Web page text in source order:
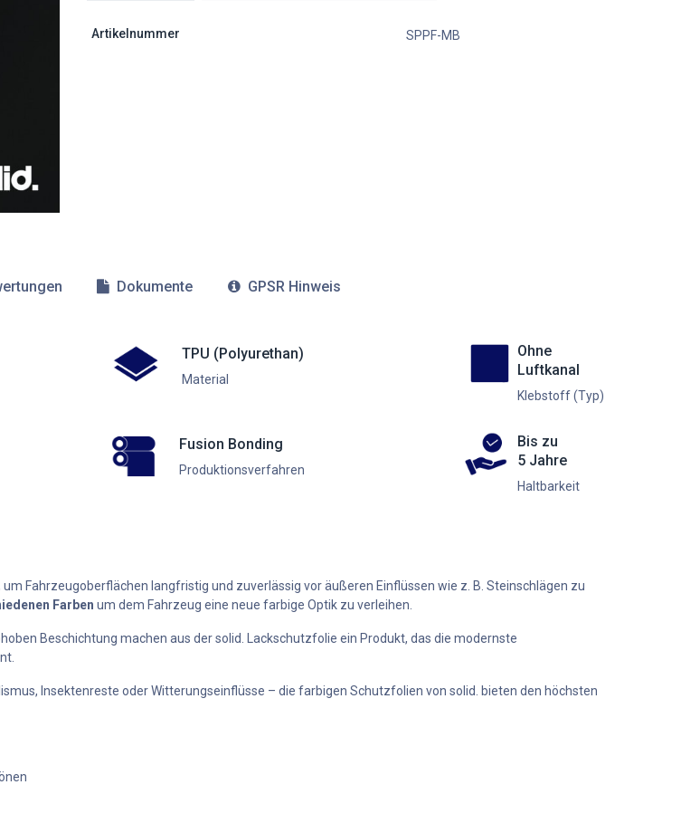
Artikelnummer SPPF-MB
Dokumente GPSR Hinweis
TPU (Polyurethan)
Material
Fusion Bonding
Produktionsverfahren
Ohne
Luftkanal
Klebstoff (Typ)
Bis zu
5 Jahre
Haltbarkeit
Fahrzeugoberflächen langfristig und zuverlässig vor äußeren Einflüssen wie z. B. Steinschlägen zu
Farben um dem Fahrzeug eine neue farbige Optik zu verleihen.
Beschichtung machen aus der solid. Lackschutzfolie ein Produkt, das die modernste
Insektenreste oder Witterungseinflüsse – die farbigen Schutzfolien von solid. bieten den höchsten